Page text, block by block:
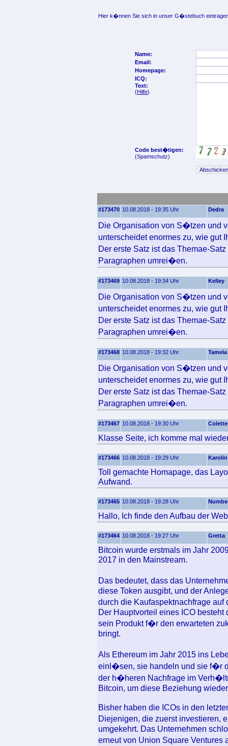
Hier k�nnen Sie sich in unser G�stebuch
Name:
Email:
Homepage:
ICQ:
Text:
(Hilfe)
Code best�tigen:
(Spamschutz)
#173470 10.08.2018 - 19:35 Uhr Dedra
Die Organisation von S�tzen und
unterscheidet enormes zu, wie
Der erste Satz ist das Themae-
Paragraphen umrei�en.
#173469 10.08.2018 - 19:34 Uhr Kelley
Die Organisation von S�tzen und
unterscheidet enormes zu, wie
Der erste Satz ist das Themae-
Paragraphen umrei�en.
#173468 10.08.2018 - 19:32 Uhr Tamela
Die Organisation von S�tzen und
unterscheidet enormes zu, wie
Der erste Satz ist das Themae-
Paragraphen umrei�en.
#173467 10.08.2018 - 19:30 Uhr Colette
Klasse Seite, ich komme mal
#173466 10.08.2018 - 19:29 Uhr Karolin
Toll gemachte Homapage, das
Aufwand.
#173465 10.08.2018 - 19:28 Uhr
Hallo, Ich finde den Aufbau der
#173464 10.08.2018 - 19:27 Uhr Gretta
Bitcoin wurde erstmals im Jahr
2017 in den Mainstream.
Das bedeutet, dass das
diese Token ausgibt, und der
durch die Kaufaspektnachfrage
Der Hauptvorteil eines ICO
sein Produkt f�r den erwarteten
bringt.
Als Ethereum im Jahr 2015 ins
einl�sen, sie handeln und sie f�r
der h�heren Nachfrage im
Bitcoin, um diese Beziehung
Bisher haben die ICOs in den
Diejenigen, die zuerst investieren,
umgekehrt. Das Unternehmen
erneut von Union Square